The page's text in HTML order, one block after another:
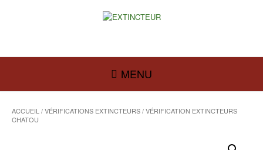
MENU
ACCUEIL /VÉRIFICATIONS EXTINCTEURS/ VÉRIFICATION EXTINCTEURS
CHATOU